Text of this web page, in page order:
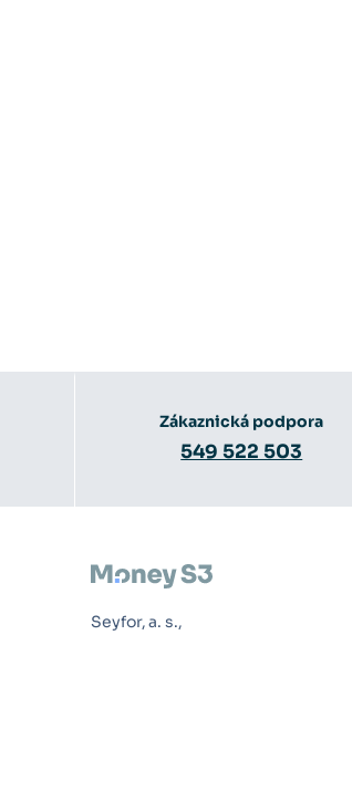
Zákaznická podpora
549 522 503
Seyfor, a. s.,